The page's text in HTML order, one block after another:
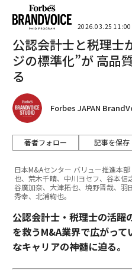
2026.03.25 11:00
公認会計士と税理士
ジの標準化”が 高品
る
Forbes JAPAN
著者フォロー 記事を保存
日本M&Aセンター バリュー推進本
也、荒木千晴、中川ヨセフ、谷本信
谷廣加奈、大津拓也、境野晋哉、
秀幸、北浦絢也。
公認会計士・税理士の活躍
を救うM&A業界で広がっ
なキャリアの神髄に迫る。